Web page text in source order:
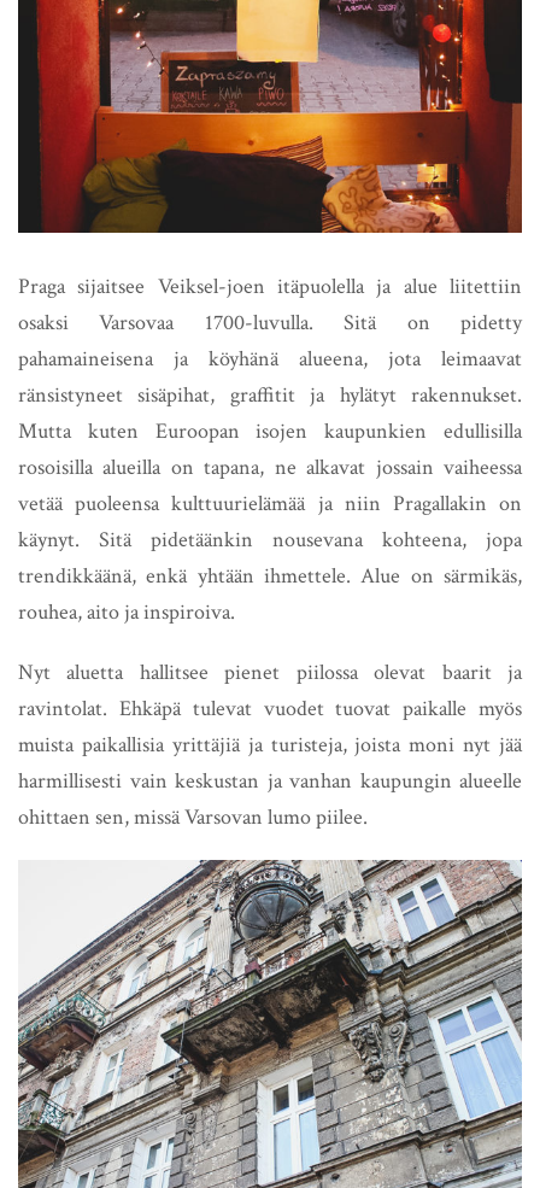
Praga sijaitsee Veiksel-joen itäpuolella ja alue liitettiin
osaksi Varsovaa 1700-luvulla. Sitä on pidetty
pahamaineisena ja köyhänä alueena, jota leimaavat
ränsistyneet sisäpihat, graffitit ja hylätyt rakennukset.
Mutta kuten Euroopan isojen kaupunkien edullisilla
rosoisilla alueilla on tapana, ne alkavat jossain vaiheessa
vetää puoleensa kulttuurielämää ja niin Pragallakin on
käynyt. Sitä pidetäänkin nousevana kohteena, jopa
trendikkäänä, enkä yhtään ihmettele. Alue on särmikäs,
rouhea, aito ja inspiroiva.
Nyt aluetta hallitsee pienet piilossa olevat baarit ja
ravintolat. Ehkäpä tulevat vuodet tuovat paikalle myös
muista paikallisia yrittäjiä ja turisteja, joista moni nyt jää
harmillisesti vain keskustan ja vanhan kaupungin alueelle
ohittaen sen, missä Varsovan lumo piilee.